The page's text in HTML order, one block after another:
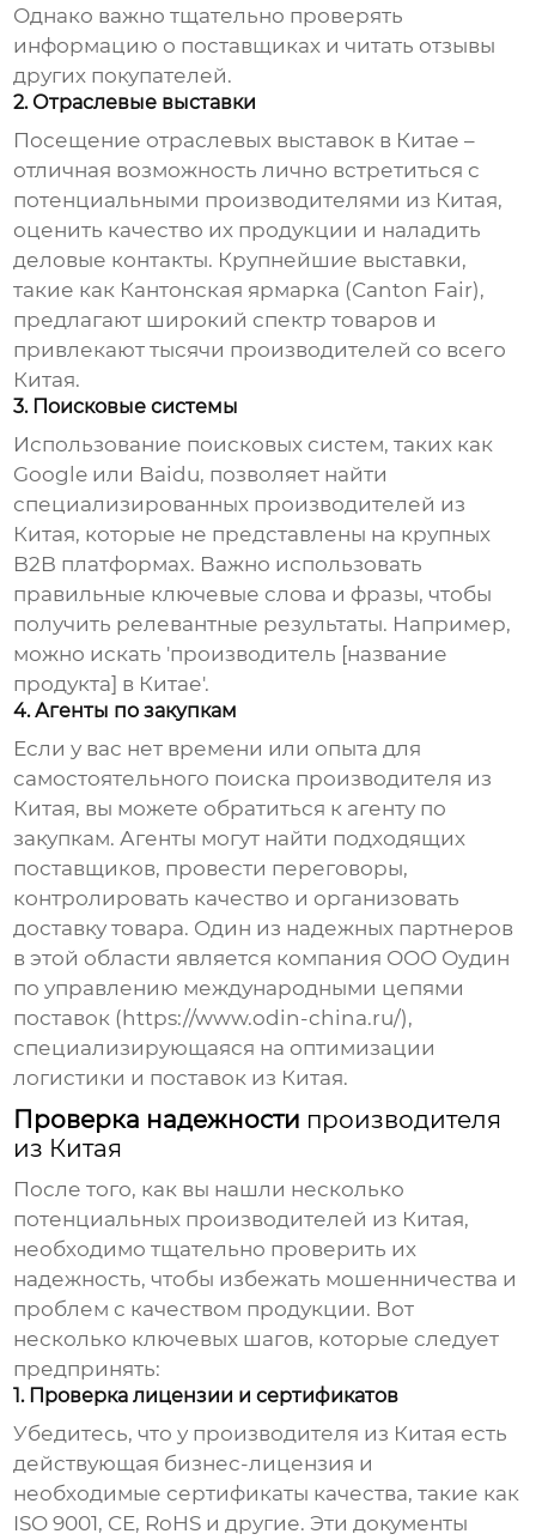
Однако важно тщательно проверять
информацию о поставщиках и читать отзывы
других покупателей.
2. Отраслевые выставки
Посещение отраслевых выставок в Китае –
отличная возможность лично встретиться с
потенциальными производителями из Китая,
оценить качество их продукции и наладить
деловые контакты. Крупнейшие выставки,
такие как Кантонская ярмарка (Canton Fair),
предлагают широкий спектр товаров и
привлекают тысячи производителей со всего
Китая.
3. Поисковые системы
Использование поисковых систем, таких как
Google или Baidu, позволяет найти
специализированных производителей из
Китая, которые не представлены на крупных
B2B платформах. Важно использовать
правильные ключевые слова и фразы, чтобы
получить релевантные результаты. Например,
можно искать 'производитель [название
продукта] в Китае'.
4. Агенты по закупкам
Если у вас нет времени или опыта для
самостоятельного поиска производителя из
Китая, вы можете обратиться к агенту по
закупкам. Агенты могут найти подходящих
поставщиков, провести переговоры,
контролировать качество и организовать
доставку товара. Один из надежных партнеров
в этой области является компания ООО Оудин
по управлению международными цепями
поставок ( https://www.odin-china.ru/),
специализирующаяся на оптимизации
логистики и поставок из Китая.
Проверка надежности производителя
из Китая
После того, как вы нашли несколько
потенциальных производителей из Китая,
необходимо тщательно проверить их
надежность, чтобы избежать мошенничества и
проблем с качеством продукции. Вот
несколько ключевых шагов, которые следует
предпринять:
1. Проверка лицензии и сертификатов
Убедитесь, что у производителя из Китая есть
действующая бизнес-лицензия и
необходимые сертификаты качества, такие как
ISO 9001, CE, RoHS и другие. Эти документы